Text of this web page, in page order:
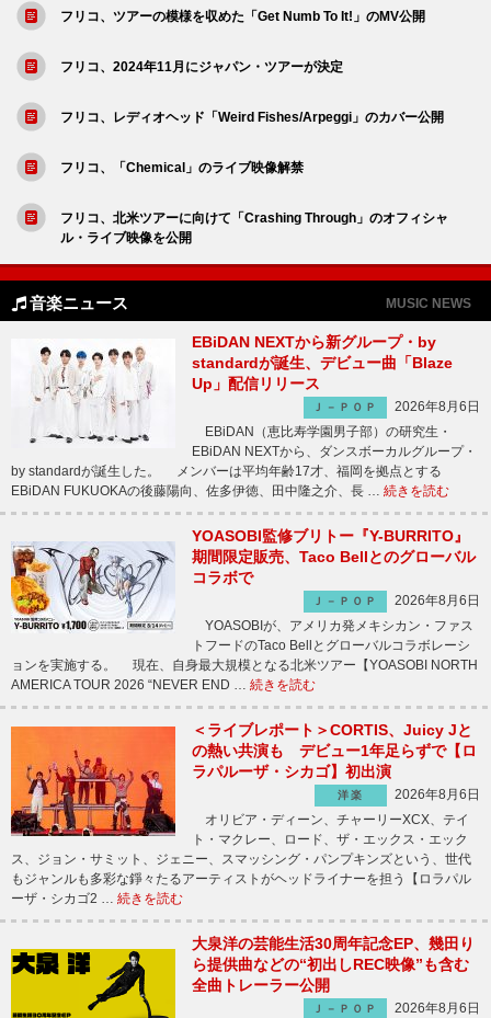
フリコ、ツアーの模様を収めた「Get Numb To It!」のMV公開
フリコ、2024年11月にジャパン・ツアーが決定
フリコ、レディオヘッド「Weird Fishes/Arpeggi」のカバー公開
フリコ、「Chemical」のライブ映像解禁
フリコ、北米ツアーに向けて「Crashing Through」のオフィシャ
ル・ライブ映像を公開
音楽ニュース MUSIC NEWS
EBiDAN NEXTから新グループ・by
standardが誕生、デビュー曲「Blaze
Up」配信リリース
Ｊ－ＰＯＰ
2026年8月6日
EBiDAN（恵比寿学園男子部）の研究生・
EBiDAN NEXTから、ダンスボーカルグループ・
by standardが誕生した。 メンバーは平均年齢17才、福岡を拠点とする
EBiDAN FUKUOKAの後藤陽向、佐多伊徳、田中隆之介、長 … 続きを読む
YOASOBI監修ブリトー『Y-BURRITO』
期間限定販売、Taco Bellとのグローバル
コラボで
Ｊ－ＰＯＰ
2026年8月6日
YOASOBIが、アメリカ発メキシカン・ファス
トフードのTaco Bellとグローバルコラボレーシ
ョンを実施する。 現在、自身最大規模となる北米ツアー【YOASOBI NORTH
AMERICA TOUR 2026 “NEVER END … 続きを読む
＜ライブレポート＞CORTIS、Juicy Jと
の熱い共演も デビュー1年足らずで【ロ
ラパルーザ・シカゴ】初出演
洋楽
2026年8月6日
オリビア・ディーン、チャーリーXCX、テイ
ト・マクレー、ロード、ザ・エックス・エック
ス、ジョン・サミット、ジェニー、スマッシング・パンプキンズという、世代
もジャンルも多彩な錚々たるアーティストがヘッドライナーを担う【ロラパル
ーザ・シカゴ2 … 続きを読む
大泉洋の芸能生活30周年記念EP、幾田り
ら提供曲などの“初出しREC映像”も含む
全曲トレーラー公開
Ｊ－ＰＯＰ
2026年8月6日